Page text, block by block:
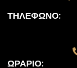
ΤΗΛΈΦΩΝΟ:
ΩΡΆΡΙΟ: